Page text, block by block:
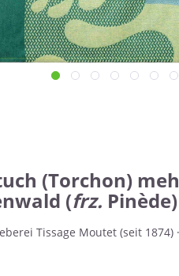
(Torchon)
(frz. Pinède)
Tissage Moutet (seit 1874)